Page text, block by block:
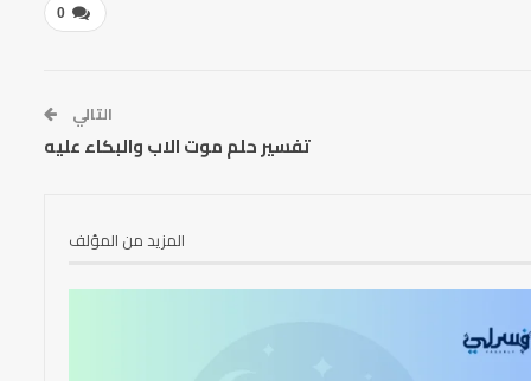
0
التالي
تفسير حلم موت الاب والبكاء عليه
المزيد من المؤلف